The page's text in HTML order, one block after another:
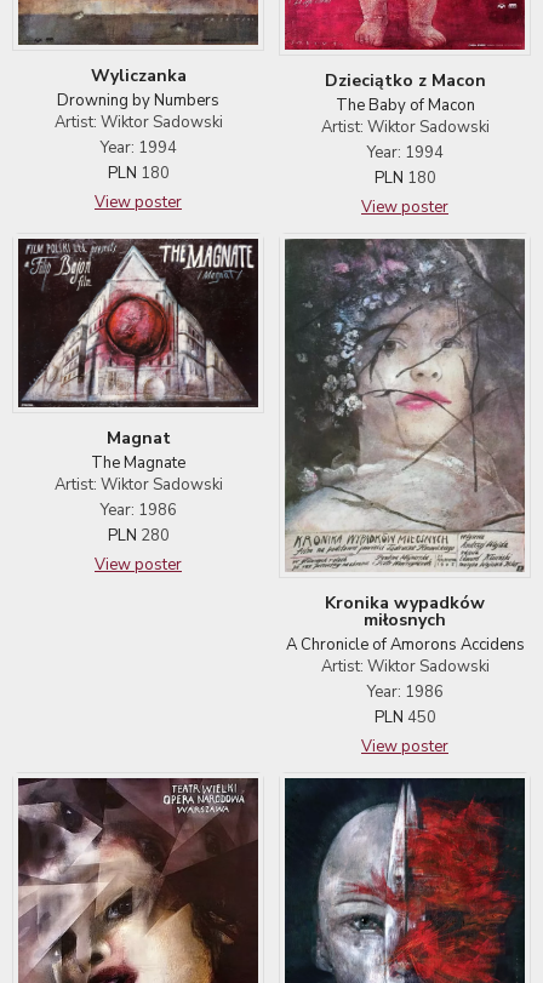
Wyliczanka
Drowning by Numbers
Artist: Wiktor Sadowski
Year: 1994
PLN 180
View poster
Dzieciątko z Macon
The Baby of Macon
Artist: Wiktor Sadowski
Year: 1994
PLN 180
View poster
Magnat
The Magnate
Artist: Wiktor Sadowski
Year: 1986
PLN 280
View poster
Kronika wypadków
miłosnych
A Chronicle of Amorons Accidens
Artist: Wiktor Sadowski
Year: 1986
PLN 450
View poster